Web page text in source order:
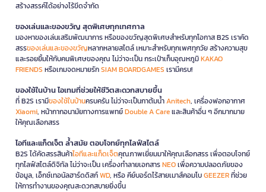
สร้างสรรค์ได้อย่างไร้ขีดจำกัด
ของเล่นและของขวัญ สุดพิเศษทุกเทศกาล
มองหาของเล่นเสริมพัฒนาการ หรือของขวัญสุดพิเศษสำหรับทุกโอกาส B2S เราคัด
สรรของเล่นและของขวัญหลากหลายสไตล์ เหมาะสำหรับทุกเพศทุกวัย สร้างความสุข
และรอยยิ้มให้กับคนพิเศษของคุณ ไม่ว่าจะเป็น กระเป๋าเก็บอุณหภูมิKAKAO
FRIENDS หรือเกมจดหมายรักSIAM BOARDGAMES เรามีครบ!
ของใช้ในบ้าน ไอเทมที่ช่วยให้ชีวิตสะดวกสบายขึ้น
ที่ B2S เรามีของใช้ในบ้านครบครัน ไม่ว่าจะเป็นกาต้มน้ำAnitech, เครื่องฟอกอากาศ
Xiaomi, หน้ากากอนามัยทางการแพทย์Double A Careและสินค้าอื่น ๆ อีกมากมาย
ให้คุณเลือกสรร
ไอทีและแก็ดเจ็ต ล้ำสมัย ตอบโจทย์ทุกไลฟ์สไตล์
B2S ได้คัดสรรสินค้าไอทีและแก็ดเจ็ตคุณภาพเยี่ยมมาให้คุณเลือกสรร เพื่อตอบโจทย์
ทุกไลฟ์สไตล์ดิจิทัล ไม่ว่าจะเป็น เครื่องทำลายเอกสารNEOเพื่อความปลอดภัยของ
ข้อมูล, เอ็กซ์เทอนัลฮาร์ดดิสก์WD, หรือ คีย์บอร์ดไร้สายเมาส์คอมโบGEEZERที่ช่วย
ให้การทำงานของคุณสะดวกสบายยิ่งขึ้น